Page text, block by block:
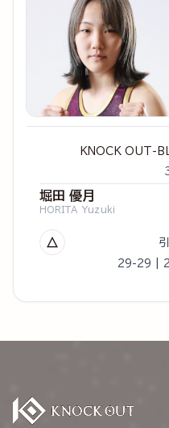
KNOCK OUT-
堀田 優月
HORITA Yuzuki
△
29-29 |